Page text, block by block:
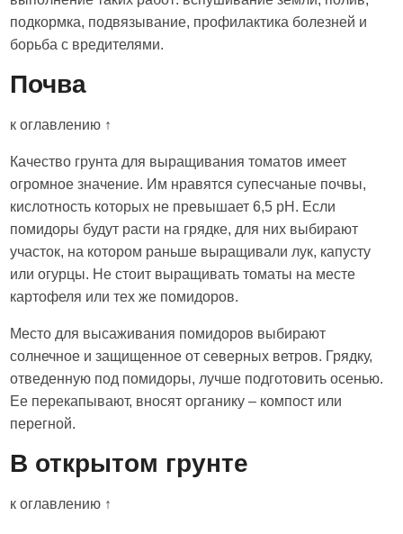
подкормка, подвязывание, профилактика болезней и
борьба с вредителями.
Почва
к оглавлению ↑
Качество грунта для выращивания томатов имеет
огромное значение. Им нравятся супесчаные почвы,
кислотность которых не превышает 6,5 рН. Если
помидоры будут расти на грядке, для них выбирают
участок, на котором раньше выращивали лук, капусту
или огурцы. Не стоит выращивать томаты на месте
картофеля или тех же помидоров.
Место для высаживания помидоров выбирают
солнечное и защищенное от северных ветров. Грядку,
отведенную под помидоры, лучше подготовить осенью.
Ее перекапывают, вносят органику – компост или
перегной.
В открытом грунте
к оглавлению ↑